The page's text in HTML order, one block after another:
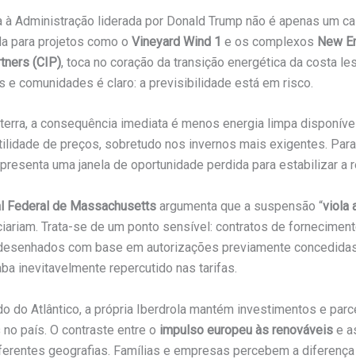
Administração liderada por Donald Trump não é apenas
para projetos como o Vineyard Wind 1 e os complexos New
(CIP), toca no coração da transição energética da costa
e comunidades é claro: a previsibilidade está em risco.
a consequência imediata é menos energia limpa
de preços, sobretudo nos invernos mais exigentes.
uma janela de oportunidade perdida para estabilizar
Federal de Massachusetts argumenta que a suspensão “viola
Trata-se de um ponto sensível: contratos de
com base em autorizações previamente
inevitavelmente repercutido nas tarifas.
do Atlântico, a própria Iberdrola mantém investimentos e
país. O contraste entre o impulso europeu às renováveis e
geografias. Famílias e empresas percebem a